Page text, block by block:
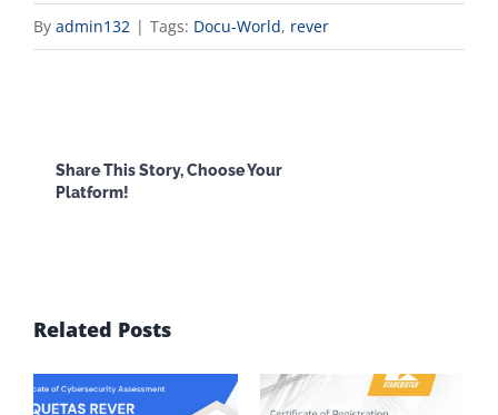
By admin132 | Tags: Docu-World, rever
Share This Story, Choose Your
Platform!
Related Posts